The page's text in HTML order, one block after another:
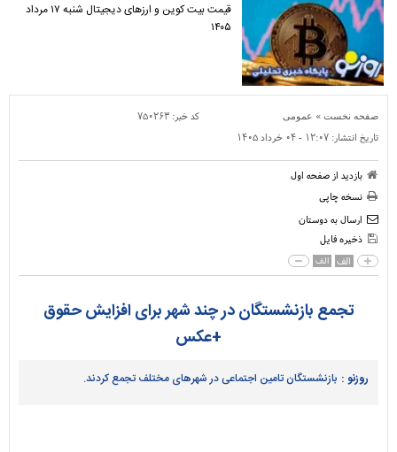
قیمت بیت کوین و ارز‌های دیجیتال شنبه ۱۷ مرداد
۱۴۰۵
صفحه نخست » عمومی کد خبر: ۷۵۰۲۶۳
تاریخ انتشار: ۱۲:۰۷ - ۰۴ خرداد ۱۴۰۵
بازدید از صفحه اول
نسخه چاپی
ارسال به دوستان
ذخیره فایل
الف الف
تجمع بازنشستگان در چند شهر برای افزایش حقوق
+عکس
روزنو : بازنشستگان تامین اجتماعی در شهرهای مختلف تجمع کردند.